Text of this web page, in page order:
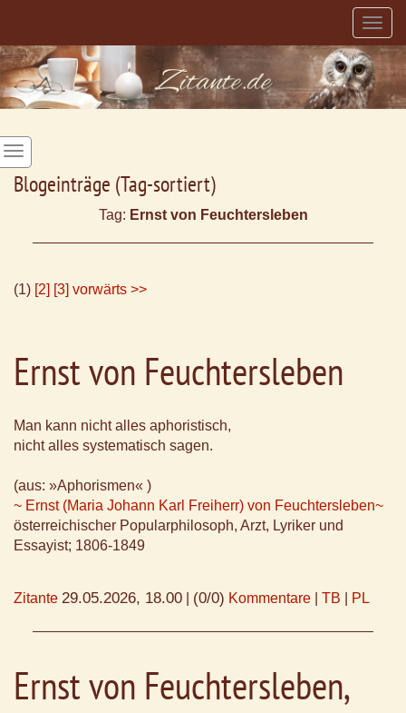
Blogeinträge (Tag-sortiert)
Tag: Ernst von Feuchtersleben
(1) [2] [3] vorwärts >>
Ernst von Feuchtersleben
Man kann nicht alles aphoristisch,
nicht alles systematisch sagen.
(aus: »Aphorismen« )
~ Ernst (Maria Johann Karl Freiherr) von Feuchtersleben~
österreichischer Popularphilosoph, Arzt, Lyriker und
Essayist; 1806-1849
Zitante 29.05.2026, 18.00 (0/0) Kommentare TB PL
Ernst von Feuchtersleben,